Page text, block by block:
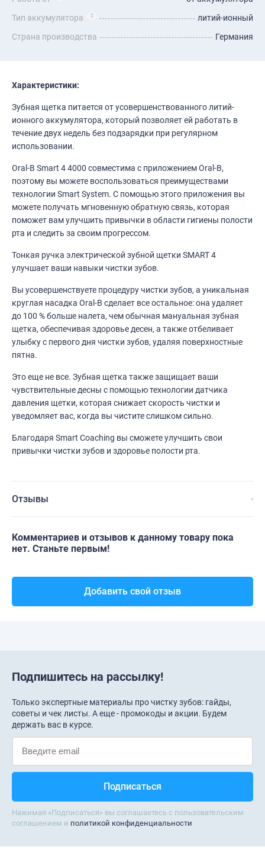
Тип аккумулятора
литий-ионный
Страна производства
Германия
Характеристики:
Зубная щетка питается от усовершенствованного литий-
ионного аккумулятора, который позволяет ей работать в
течение двух недель без подзарядки при регулярном
использовании.
Oral-B Smart 4 4000 совместима с приложением Oral-B,
поэтому вы можете воспользоваться преимуществами
технологии Smart System. С помощью этого приложения вы
можете получать мгновенную обратную связь, которая
поможет вам улучшить привычки в области гигиены полости
рта и следить за своим прогрессом.
Тонкая ручка электрической зубной щетки SMART 4
улучшает ваши навыки чистки зубов.
Вы усовершенствуете процедуру чистки зубов, а уникальная
круглая насадка Oral-B сделает все остальное: она удаляет
до 100 % больше налета, чем обычная мануальная зубная
щетка, обеспечивая здоровье десен, а также отбеливает
улыбку с первого дня чистки зубов, удаляя поверхностные
пятна.
Это еще не все. Зубная щетка также защищает ваши
чувствительные десны с помощью технологии датчика
давления щетки, которая снижает скорость чистки и
уведомляет вас, когда вы чистите слишком сильно.
Благодаря Smart Coaching вы сможете улучшить свои
привычки чистки зубов и здоровье полости рта.
Отзывы
Комментариев и отзывов к данному товару пока
нет. Станьте первым!
Добавить свой отзыв
Подпишитесь на рассылку!
Только экспертные материалы про чистку зубов: гайды,
советы и чек листы. А еще - промокоды и акции. Будем
держать вас в курсе.
Нажимая «Подписаться» вы соглашаетесь с пользовательским
соглашением и политикой конфиденциальности